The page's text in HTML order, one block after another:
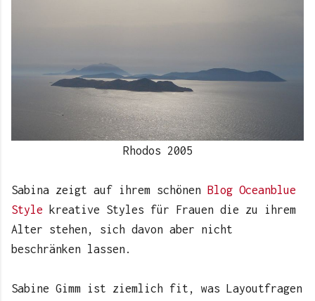
Rhodos 2005
Sabina zeigt auf ihrem schönen Blog Oceanblue
Style kreative Styles für Frauen die zu ihrem
Alter stehen, sich davon aber nicht
beschränken lassen.
Sabine Gimm ist ziemlich fit, was Layoutfragen